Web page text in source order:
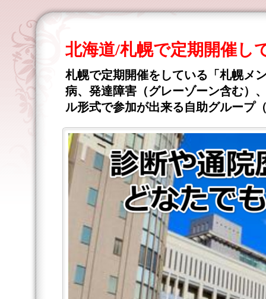
北海道/札幌で定期開催し
札幌で定期開催をしている「札幌メ
病、発達障害（グレーゾーン含む）
ル形式で参加が出来る自助グループ